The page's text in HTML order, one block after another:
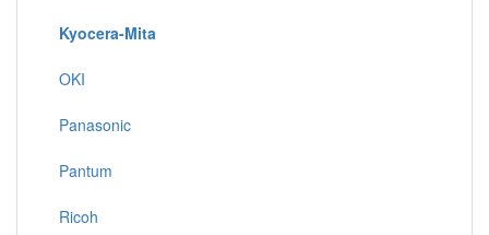
Kyocera-Mita
OKI
Panasonic
Pantum
Ricoh